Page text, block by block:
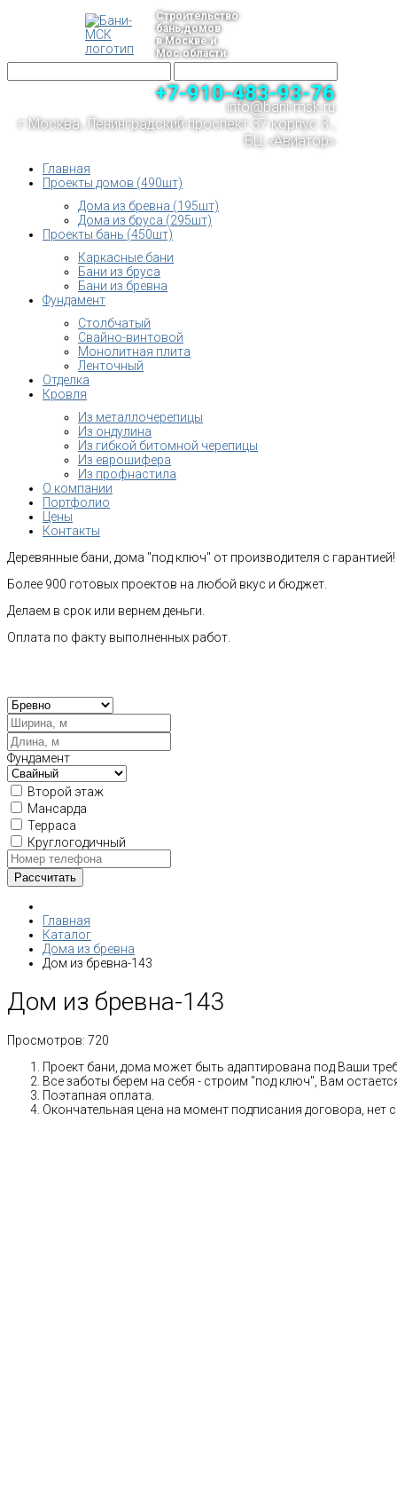
Строительство
бань,домов
в Москве и
Мос.области
+7-910-483-93-76
info@bani-msk.ru
г.Москва, Ленинградский проспект 37 корпус 3 ,
БЦ «Авиатор»
Главная
Проекты домов (490шт)
Дома из бревна (195шт)
Дома из бруса (295шт)
Проекты бань (450шт)
Каркасные бани
Бани из бруса
Бани из бревна
Фундамент
Столбчатый
Свайно-винтовой
Монолитная плита
Ленточный
Отделка
Кровля
Из металлочерепицы
Из ондулина
Из гибкой битомной черепицы
Из еврошифера
Из профнастила
О компании
Портфолио
Цены
Контакты
Деревянные бани, дома "под ключ" от производителя с гарантией!
Более 900 готовых проектов на любой вкус и бюджет.
Делаем в срок или вернем деньги.
Оплата по факту выполненных работ.
Фундамент
Второй этаж
Мансарда
Терраса
Круглогодичный
Главная
Каталог
Дома из бревна
Дом из бревна-143
Дом из бревна-143
Просмотров: 720
Проект бани, дома может быть адаптирована под Ваши
Все заботы берем на себя - строим "под ключ", Вам
Поэтапная оплата.
Окончательная цена на момент подписания договора, нет